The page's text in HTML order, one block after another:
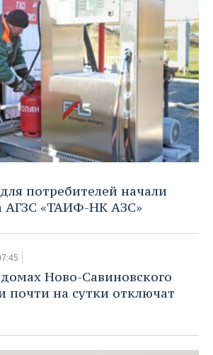
потребителей начали
АГЗС «ТАИФ-НК АЗС»
Ново-Савиновского
почти на сутки отключат